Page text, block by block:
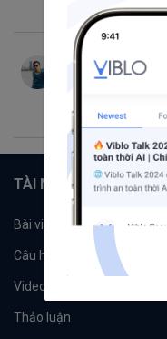
119 7
Văn Phúc thg 7
97 lời khuyên
526
TÀI NGUYÊN
Bài viết
Câu hỏi
Videos
Thảo luận